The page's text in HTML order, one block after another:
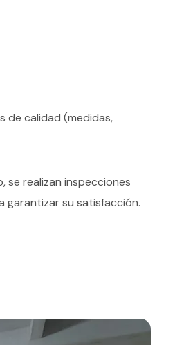
de calidad (medidas,
se realizan inspecciones
garantizar su satisfacción.